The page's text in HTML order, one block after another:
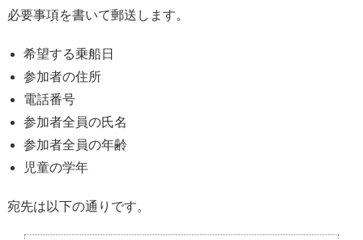
必要事項を書いて郵送します。
希望する乗船日
参加者の住所
電話番号
参加者全員の氏名
参加者全員の年齢
児童の学年
宛先は以下の通りです。